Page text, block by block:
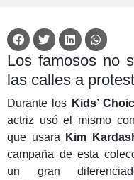
Los famosos no
las calles a
Durante los Kids’
actriz usó el mismo
que usara
Kim
campaña de esta
un gran